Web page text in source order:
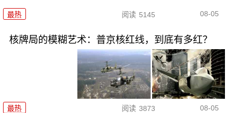
最热 阅读 5145 08-05
核牌局的模糊艺术：普京核红线，到底有多红？
最热 阅读 3873 08-05